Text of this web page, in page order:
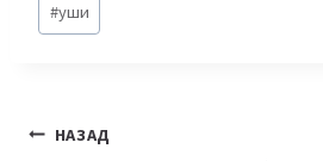
#уши
Навигация
НАЗАД